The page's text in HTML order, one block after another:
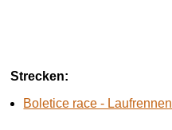
Strecken:
Boletice race - Laufrennen